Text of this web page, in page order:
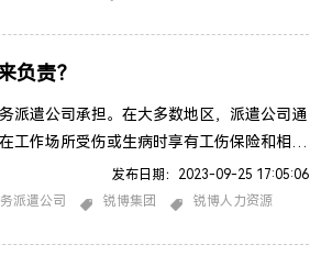
些工作很容易被外包，包括客户支持、投诉
负责？
派遣公司承担。在大多数地区，派遣公司通
工作场所受伤或生病时享有工伤保险和相关
工在工作期间发生工伤，派遣公司将负责提
医疗费用、康复费用和失业补偿。工伤保险
发布日期：2023-09-25 17:05:06
派遣公司 锐博集团 锐博人力资源